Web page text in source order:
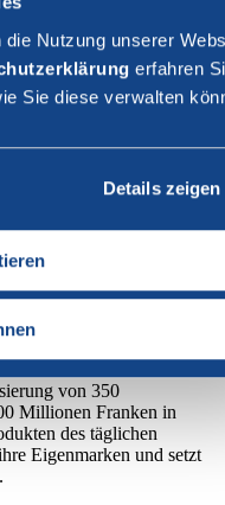
Nutzung unserer
erfahren
Sie diese verwalten
Details zeigen
legen leicht
wurde 2024
belastet. Die zehn
Mrd. Franken (-1.1%).
den Bereich Nahrung
sich erneut, und die
bei der Anzahl der
Franken in den
von 350
Millionen Franken in
des täglichen
Eigenmarken und setzt